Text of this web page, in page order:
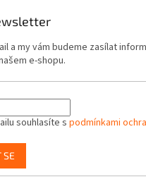
a my vám budeme zasílat
e-shopu.
souhlasíte s podmínkami
SE